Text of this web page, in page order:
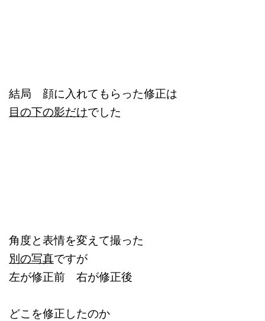
結局 顔に入れてもらった修正は
目の下の影だけでした
角度と表情を変えて撮った
別の写真ですが
左が修正前 右が修正後
どこを修正したのか